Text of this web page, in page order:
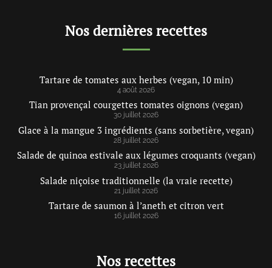
Nos dernières recettes
Tartare de tomates aux herbes (vegan, 10 min)
4 août 2026
Tian provençal courgettes tomates oignons (vegan)
30 juillet 2026
Glace à la mangue 3 ingrédients (sans sorbetière, vegan)
28 juillet 2026
Salade de quinoa estivale aux légumes croquants (vegan)
23 juillet 2026
Salade niçoise traditionnelle (la vraie recette)
21 juillet 2026
Tartare de saumon à l’aneth et citron vert
16 juillet 2026
Nos recettes